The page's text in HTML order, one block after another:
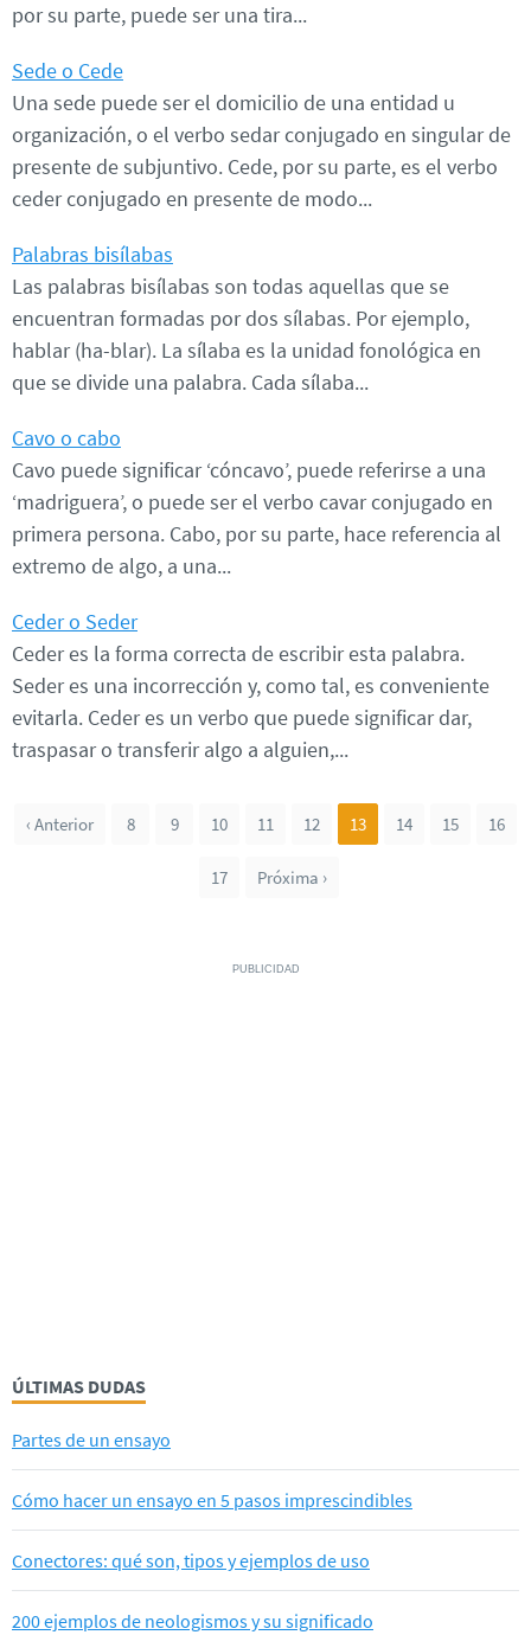
por su parte, puede ser una tira...
Sede o Cede
Una sede puede ser el domicilio de una entidad u
organización, o el verbo sedar conjugado en singular de
presente de subjuntivo. Cede, por su parte, es el verbo
ceder conjugado en presente de modo...
Palabras bisílabas
Las palabras bisílabas son todas aquellas que se
encuentran formadas por dos sílabas. Por ejemplo,
hablar (ha-blar). La sílaba es la unidad fonológica en
que se divide una palabra. Cada sílaba...
Cavo o cabo
Cavo puede significar ‘cóncavo’, puede referirse a una
‘madriguera’, o puede ser el verbo cavar conjugado en
primera persona. Cabo, por su parte, hace referencia al
extremo de algo, a una...
Ceder o Seder
Ceder es la forma correcta de escribir esta palabra.
Seder es una incorrección y, como tal, es conveniente
evitarla. Ceder es un verbo que puede significar dar,
traspasar o transferir algo a alguien,...
‹ Anterior 8 9 10 11 12 13 14 15 16
17 Próxima ›
ÚLTIMAS DUDAS
Partes de un ensayo
Cómo hacer un ensayo en 5 pasos imprescindibles
Conectores: qué son, tipos y ejemplos de uso
200 ejemplos de neologismos y su significado